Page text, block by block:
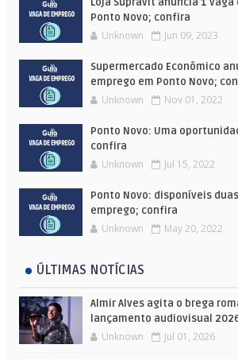
Ponto Novo; confira
Unknown Jun 09, 2023
Supermercado Econômico
emprego em Ponto Novo;
Unknown Nov 01, 2022
Ponto Novo: Uma
confira
Unknown Jul 15, 2022
Ponto Novo: disponíveis
emprego; confira
Unknown May 20, 2022
ÚLTIMAS NOTÍCIAS
Almir Alves agita o brega
lançamento audiovisual
Unknown Jul 01, 2026